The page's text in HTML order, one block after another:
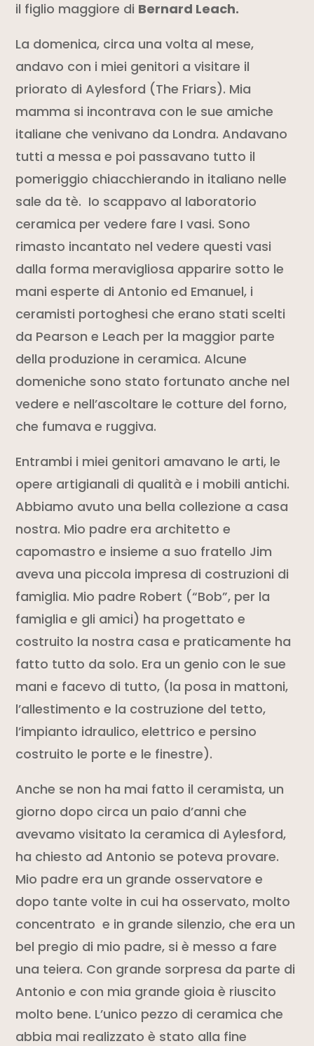
il figlio maggiore di Bernard Leach.
La domenica, circa una volta al mese,
andavo con i miei genitori a visitare il
priorato di Aylesford (The Friars). Mia
mamma si incontrava con le sue amiche
italiane che venivano da Londra. Andavano
tutti a messa e poi passavano tutto il
pomeriggio chiacchierando in italiano nelle
sale da tè. Io scappavo al laboratorio
ceramica per vedere fare I vasi. Sono
rimasto incantato nel vedere questi vasi
dalla forma meravigliosa apparire sotto le
mani esperte di Antonio ed Emanuel, i
ceramisti portoghesi che erano stati scelti
da Pearson e Leach per la maggior parte
della produzione in ceramica. Alcune
domeniche sono stato fortunato anche nel
vedere e nell’ascoltare le cotture del forno,
che fumava e ruggiva.
Entrambi i miei genitori amavano le arti, le
opere artigianali di qualità e i mobili antichi.
Abbiamo avuto una bella collezione a casa
nostra. Mio padre era architetto e
capomastro e insieme a suo fratello Jim
aveva una piccola impresa di costruzioni di
famiglia. Mio padre Robert (“Bob”, per la
famiglia e gli amici) ha progettato e
costruito la nostra casa e praticamente ha
fatto tutto da solo. Era un genio con le sue
mani e facevo di tutto, (la posa in mattoni,
l’allestimento e la costruzione del tetto,
l’impianto idraulico, elettrico e persino
costruito le porte e le finestre).
Anche se non ha mai fatto il ceramista, un
giorno dopo circa un paio d’anni che
avevamo visitato la ceramica di Aylesford,
ha chiesto ad Antonio se poteva provare.
Mio padre era un grande osservatore e
dopo tante volte in cui ha osservato, molto
concentrato e in grande silenzio, che era un
bel pregio di mio padre, si è messo a fare
una teiera. Con grande sorpresa da parte di
Antonio e con mia grande gioia è riuscito
molto bene. L’unico pezzo di ceramica che
abbia mai realizzato è stato alla fine